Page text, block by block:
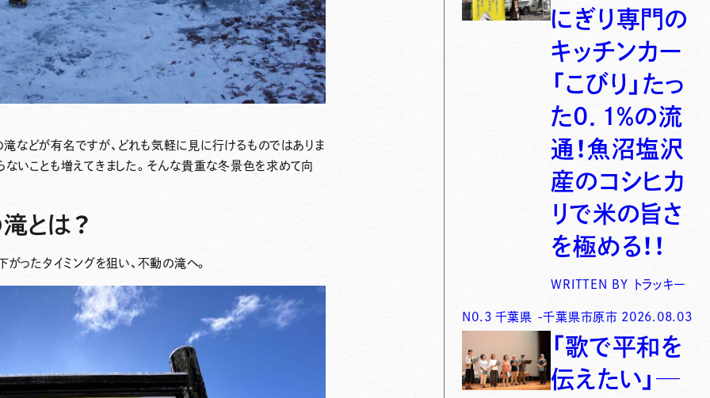
などが有名ですが、どれも気軽に見に行けるものではありま
いことも増えてきました。そんな貴重な冬景色を求めて向
とは？
ったタイミングを狙い、 不動の滝へ。
にぎり専門の
キッチンカー
「こびり」たっ
た0．1％の流
通！魚沼塩沢
産のコシヒカ
リで米の旨さ
を極める！！
WRITTEN BY トラッキー
N0. 3 千葉県 -千葉県市原市 2026.08.03
「歌で平和を
伝えたい」─